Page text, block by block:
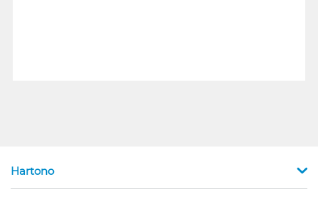
Hartono